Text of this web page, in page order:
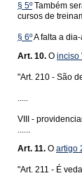
§ 5ºTambém
cursos de
§ 6ºA falta a
Art. 10. O inciso
"Art. 210 - São
.....
VIII -
......
Art. 11. O artigo
"Art. 211 - É